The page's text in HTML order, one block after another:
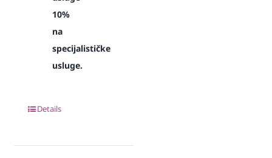
10%
na
specijalističke
usluge.
Details